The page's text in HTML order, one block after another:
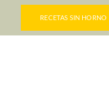
RECETAS SIN HORNO